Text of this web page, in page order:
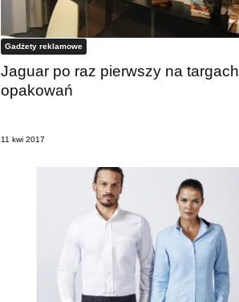
Gadżety reklamowe
Jaguar po raz pierwszy na targach
opakowań
11 kwi 2017